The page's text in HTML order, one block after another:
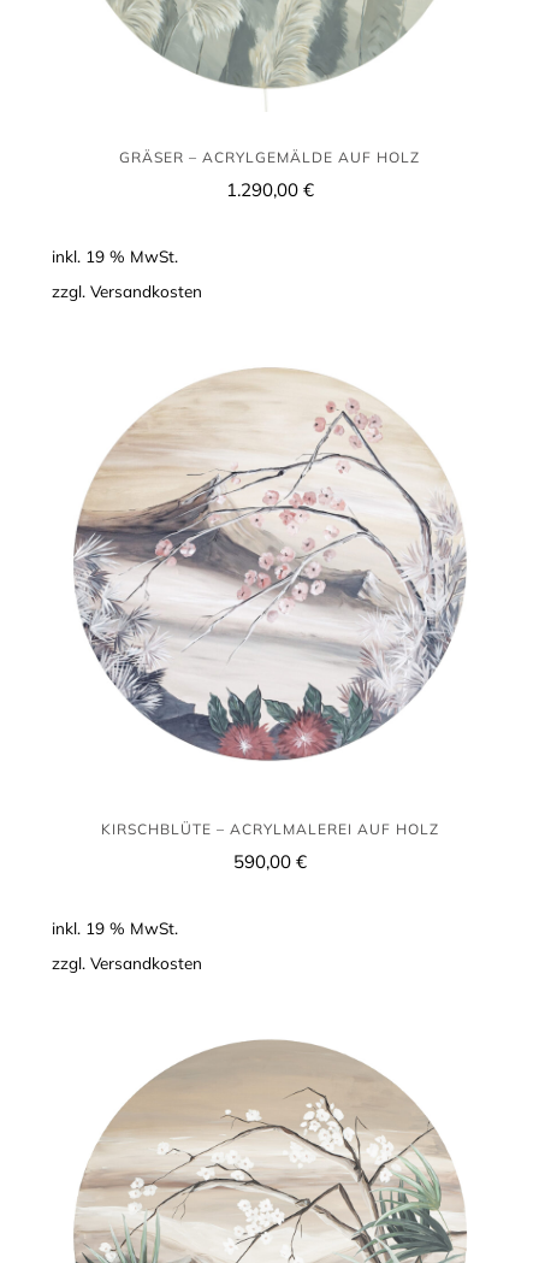
GRÄSER – ACRYLGEMÄLDE AUF HOLZ
1.290,00 €
inkl. 19 % MwSt.
zzgl. Versandkosten
Acrylmalerei
KIRSCHBLÜTE – ACRYLMALEREI AUF HOLZ
590,00 €
inkl. 19 % MwSt.
zzgl. Versandkosten
Acrylmalerei
Holz